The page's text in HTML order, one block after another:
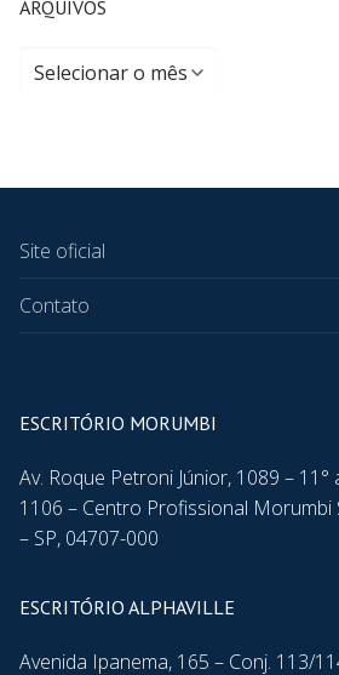
ARQUIVOS
Site oficial
Contato
ESCRITÓRIO MORUMBI
Av. Roque Petroni Júnior, 1089 – 11°
1106 – Centro Profissional Morumbi
– SP, 04707-000
ESCRITÓRIO ALPHAVILLE
Avenida Ipanema, 165 – Conj. 113/